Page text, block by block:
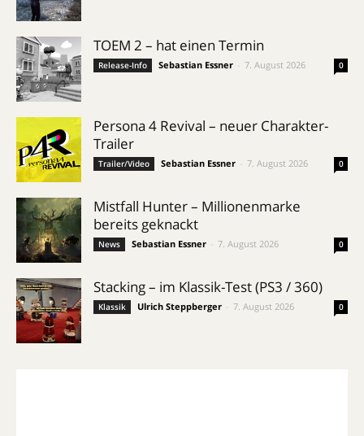
TOEM 2 – hat einen Termin
Release-Info Sebastian Essner 7. August 2026 0
Persona 4 Revival – neuer Charakter-
Trailer
Trailer/Video Sebastian Essner 7. August 2026 0
Mistfall Hunter – Millionenmarke
bereits geknackt
News Sebastian Essner 7. August 2026 0
Stacking – im Klassik-Test (PS3 / 360)
Klassik Ulrich Steppberger 7. August 2026 0